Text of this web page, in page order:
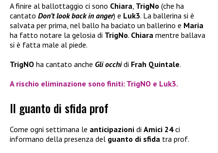
A finire al ballottaggio ci sono Chiara TrigNo (che ha
cantato Don’t look back in anger) e Luk3. La ballerina si è
salvata per prima, nel ballo ha baciato un ballerino e Maria
ha fatto notare la gelosia di TrigNo. Chiara mentre ballava
si è fatta male al piede.
TrigNO ha cantato anche Gli occhidi Frah Quintale.
A rischio eliminazione sono finiti: TrigNO e Luk3.
Il guanto di sfida prof
Come ogni settimana le anticipazioni di Amici 24ci
informano della presenza del guanto di sfida tra prof.